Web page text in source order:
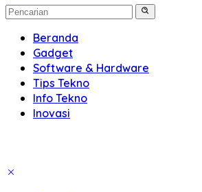
Beranda
Gadget
Software & Hardware
Tips Tekno
Info Tekno
Inovasi